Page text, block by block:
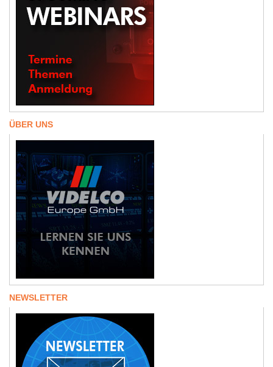
ÜBER UNS
NEWSLETTER